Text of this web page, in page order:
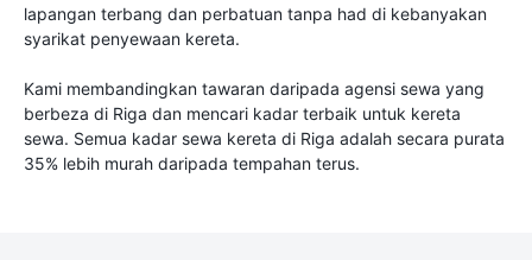
lapangan terbang dan perbatuan tanpa had di kebanyakan
syarikat penyewaan kereta.
Kami membandingkan tawaran daripada agensi sewa yang
berbeza di Riga dan mencari kadar terbaik untuk kereta
sewa. Semua kadar sewa kereta di Riga adalah secara purata
35% lebih murah daripada tempahan terus.